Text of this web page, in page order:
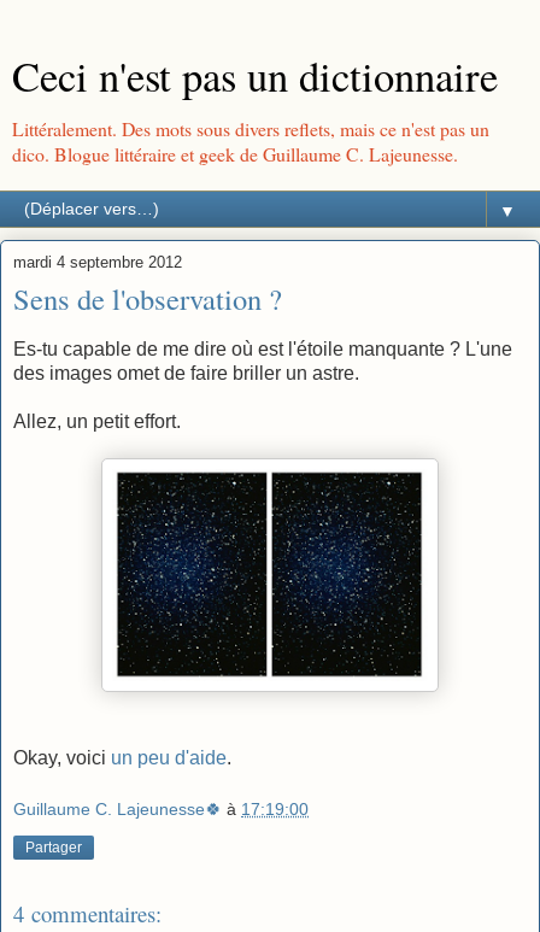
Ceci n'est pas un dictionnaire
Littéralement. Des mots sous divers reflets, mais ce n'est pas un
dico. Blogue littéraire et geek de Guillaume C. Lajeunesse.
▼
mardi 4 septembre 2012
Sens de l'observation ?
Es-tu capable de me dire où est l'étoile manquante ? L'une
des images omet de faire briller un astre.
Allez, un petit effort.
Okay, voici un peu d'aide.
Guillaume C. Lajeunesse🍀 à 17:19:00
Partager
4 commentaires: